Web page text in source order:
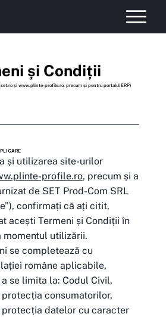
și Condiții
și www.plinte-profile.ro, precum și pentru portalul ERP)
și utilizarea site-urilor
profile.ro, precum și a
de SET Prod-Com SRL
confirmați că ați citit,
acești Termeni și Condiții în
utilizării.
se completează cu
române aplicabile,
se limita la: Codul Civil,
consumatorilor,
datelor cu caracter